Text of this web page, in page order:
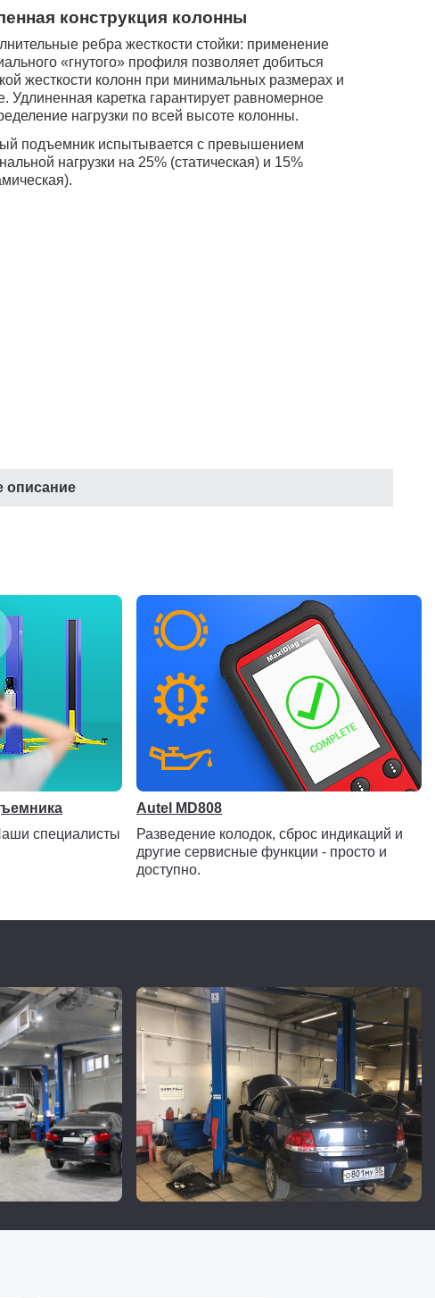
конструкция колонны
ребра жесткости стойки: применение
«гнутого» профиля позволяет добиться
жесткости колонн при минимальных размерах и
Удлиненная каретка гарантирует равномерное
нагрузки по всей высоте колонны.
подъемник испытывается с превышением
нагрузки на 25% (статическая) и 15%
оснащен двумя комплектами подставок 70 и 100
можете использовать их в любой комбинации,
высоту подхвата в нижнем положении от 95 до
оцинкованные опоры позволяют точно
подхваты под любой автомобиль.
описание
специалисты
Autel MD808
Разведение колодок, сброс индикаций и
другие сервисные функции - просто и
доступно.